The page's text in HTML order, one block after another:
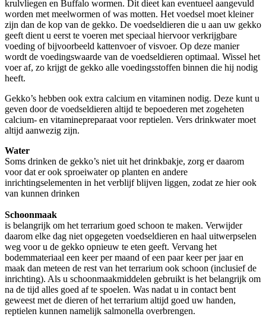
krulvliegen en Buffalo wormen. Dit dieet kan eventueel aangevuld
worden met meelwormen of was motten. Het voedsel moet kleiner
zijn dan de kop van de gekko. De voedseldieren die u aan uw gekko
geeft dient u eerst te voeren met speciaal hiervoor verkrijgbare
voeding of bijvoorbeeld kattenvoer of visvoer. Op deze manier
wordt de voedingswaarde van de voedseldieren optimaal. Wissel het
voer af, zo krijgt de gekko alle voedingsstoffen binnen die hij nodig
heeft.
Gekko’s hebben ook extra calcium en vitaminen nodig. Deze kunt u
geven door de voedseldieren altijd te bepoederen met zogeheten
calcium- en vitaminepreparaat voor reptielen. Vers drinkwater moet
altijd aanwezig zijn.
Water
Soms drinken de gekko’s niet uit het drinkbakje, zorg er daarom
voor dat er ook sproeiwater op planten en andere
inrichtingselementen in het verblijf blijven liggen, zodat ze hier ook
van kunnen drinken
is belangrijk om het terrarium goed schoon te maken. Verwijder
daarom elke dag niet opgegeten voedseldieren en haal uitwerpselen
weg voor u de gekko opnieuw te eten geeft. Vervang het
bodemmateriaal een keer per maand of een paar keer per jaar en
maak dan meteen de rest van het terrarium ook schoon (inclusief de
inrichting). Als u schoonmaakmiddelen gebruikt is het belangrijk om
na de tijd alles goed af te spoelen. Was nadat u in contact bent
geweest met de dieren of het terrarium altijd goed uw handen,
reptielen kunnen namelijk salmonella overbrengen.